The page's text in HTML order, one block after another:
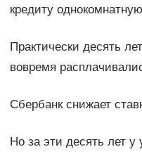
кредиту
Практически десять
вовремя
Сбербанк снижает
Но за эти десять лет